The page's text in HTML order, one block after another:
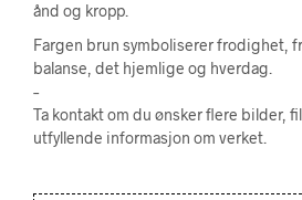
ånd og kropp.
Fargen brun symboliserer frodighet,
balanse, det hjemlige og hverdag.
–
Ta kontakt om du ønsker flere bilder,
utfyllende informasjon om verket.